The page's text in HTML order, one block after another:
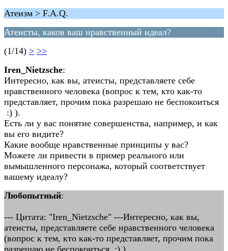
Атеизм > F.A.Q.
Атеисты, каков ваш нравственный идеал?
(1/14) > >>
Iren_Nietzsche:
Интересно, как вы, атеисты, представляете себе
нравственного человека (вопрос к тем, кто как-то
представляет, прочим пока разрешаю не беспокоиться
:) ).
Есть ли у вас понятие совершенства, например, и как
вы его видите?
Какие вообще нравственные принципы у вас?
Можете ли привести в пример реального или
вымышленного персонажа, который соответствует
вашему идеалу?
Любопытный:
--- Цитата: "Iren_Nietzsche" ---Интересно, как вы,
атеисты, представляете себе нравственного человека
(вопрос к тем, кто как-то представляет, прочим пока
разрешаю не беспокоиться :) ).